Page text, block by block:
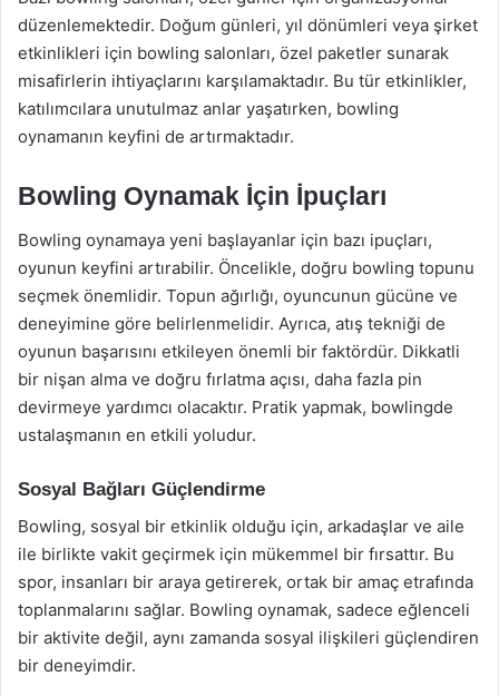
düzenlemektedir. Doğum günleri, yıl dönümleri veya şirket
etkinlikleri için bowling salonları, özel paketler sunarak
misafirlerin ihtiyaçlarını karşılamaktadır. Bu tür etkinlikler,
katılımcılara unutulmaz anlar yaşatırken, bowling
oynamanın keyfini de artırmaktadır.
Bowling Oynamak İçin İpuçları
Bowling oynamaya yeni başlayanlar için bazı ipuçları,
oyunun keyfini artırabilir. Öncelikle, doğru bowling topunu
seçmek önemlidir. Topun ağırlığı, oyuncunun gücüne ve
deneyimine göre belirlenmelidir. Ayrıca, atış tekniği de
oyunun başarısını etkileyen önemli bir faktördür. Dikkatli
bir nişan alma ve doğru fırlatma açısı, daha fazla pin
devirmeye yardımcı olacaktır. Pratik yapmak, bowlingde
ustalaşmanın en etkili yoludur.
Sosyal Bağları Güçlendirme
Bowling, sosyal bir etkinlik olduğu için, arkadaşlar ve aile
ile birlikte vakit geçirmek için mükemmel bir fırsattır. Bu
spor, insanları bir araya getirerek, ortak bir amaç etrafında
toplanmalarını sağlar. Bowling oynamak, sadece eğlenceli
bir aktivite değil, aynı zamanda sosyal ilişkileri güçlendiren
bir deneyimdir.